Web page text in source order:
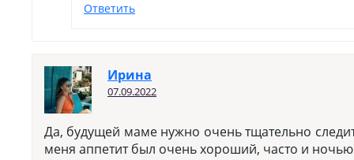
Ответить
Ирина
07.09.2022
Да, будущей маме нужно очень тщательно
меня аппетит был очень хороший, часто и ночью